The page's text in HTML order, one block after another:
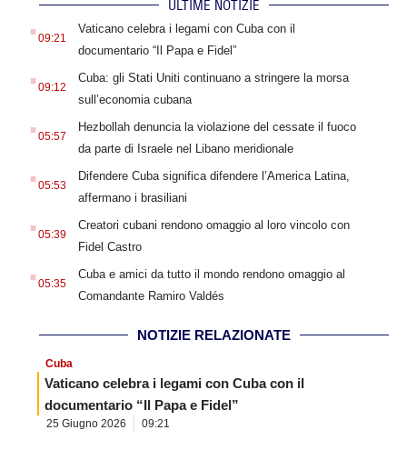
ULTIME NOTIZIE
. 09:21
Vaticano celebra i legami con Cuba con il
documentario “Il Papa e Fidel”
. 09:12
Cuba: gli Stati Uniti continuano a stringere la morsa
sull’economia cubana
. 05:57
Hezbollah denuncia la violazione del cessate il fuoco
da parte di Israele nel Libano meridionale
. 05:53
Difendere Cuba significa difendere l’America Latina,
affermano i brasiliani
. 05:39
Creatori cubani rendono omaggio al loro vincolo con
Fidel Castro
. 05:35
Cuba e amici da tutto il mondo rendono omaggio al
Comandante Ramiro Valdés
NOTIZIE RELAZIONATE
Cuba
Vaticano celebra i legami con Cuba con il
documentario “Il Papa e Fidel”
25 Giugno 2026 09:21